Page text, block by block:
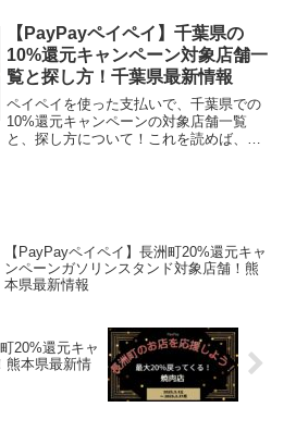
日が2023.10.31...
【PayPayペイペイ】千葉県の
10%還元キャンペーン対象店舗一
覧と探し方！千葉県最新情報
ペイペイを使った支払いで、千葉県での
10%還元キャンペーンの対象店舗一覧
と、探し方について！これを読めば、
【PayPayペイペイ】長洲町20%還元キャ
ンペーンガソリンスタンド対象店舗！熊
本県最新情報
20%還元キャ
熊本県最新情